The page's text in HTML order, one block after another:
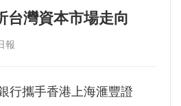
台灣資本市場走向
報
行攜手香港上海滙豐證